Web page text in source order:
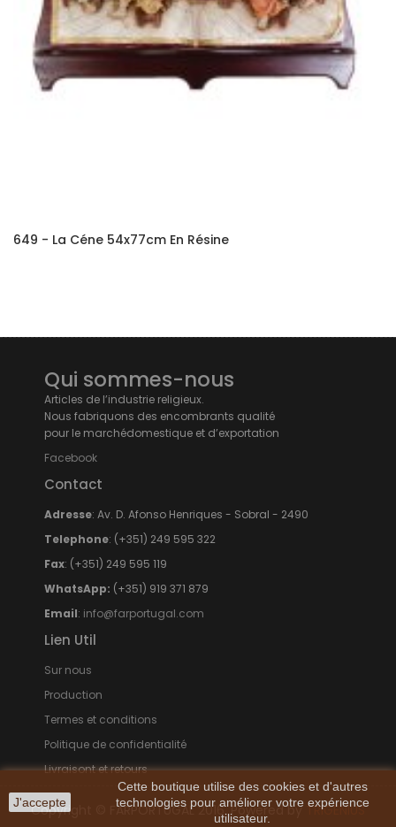
J'accepte
Cette boutique utilise des cookies et d'autres
technologies pour améliorer votre expérience
utilisateur.
649 - La Céne 54x77cm En Résine
Qui sommes-nous
Articles de l’industrie religieux.
Nous fabriquons des encombrants qualité
pour le marchédomestique et d’exportation
Facebook
Contact
Adresse: Av. D. Afonso Henriques - Sobral - 2490
Telephone: (+351) 249 595 322
Fax: (+351) 249 595 119
WhatsApp: (+351) 919 371 879
Email: info@farportugal.com
Lien Util
Sur nous
Production
Termes et conditions
Politique de confidentialité
Livraisont et retours
Copyright © FARPORTUGAL 2016. Powered by TRIGÉNIUS